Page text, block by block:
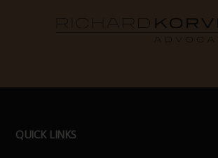
FOOTER
QUICK LINKS